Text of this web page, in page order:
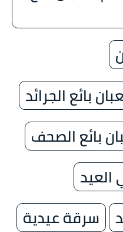
بائع الجرائد
بائع الصحف
العيد
سرقة عيدية